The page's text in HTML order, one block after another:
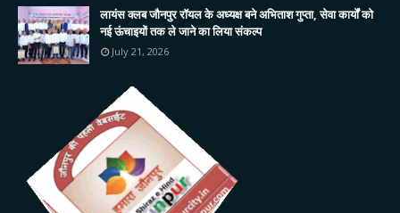
लायंस क्लब जौनपुर रॉयल के अध्यक्ष बने अभिताश गुप्ता, सेवा कार्यों को
नई ऊंचाइयों तक ले जाने का लिया संकल्प
July 21, 2026